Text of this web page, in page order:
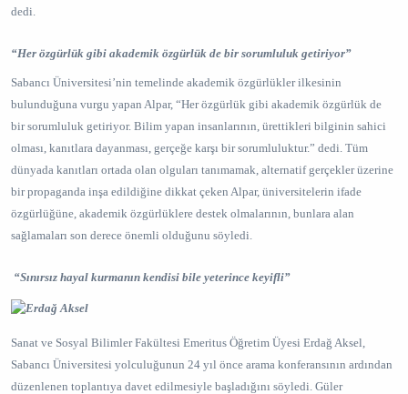
dedi.
“Her özgürlük gibi akademik özgürlük de bir sorumluluk getiriyor”
Sabancı Üniversitesi’nin temelinde akademik özgürlükler ilkesinin
bulunduğuna vurgu yapan Alpar, “Her özgürlük gibi akademik özgürlük de
bir sorumluluk getiriyor. Bilim yapan insanlarının, ürettikleri bilginin sahici
olması, kanıtlara dayanması, gerçeğe karşı bir sorumluluktur.” dedi. Tüm
dünyada kanıtları ortada olan olguları tanımamak, alternatif gerçekler üzerine
bir propaganda inşa edildiğine dikkat çeken Alpar, üniversitelerin ifade
özgürlüğüne, akademik özgürlüklere destek olmalarının, bunlara alan
sağlamaları son derece önemli olduğunu söyledi.
“Sınırsız hayal kurmanın kendisi bile yeterince keyifli”
Sanat ve Sosyal Bilimler Fakültesi Emeritus Öğretim Üyesi Erdağ Aksel,
Sabancı Üniversitesi yolculuğunun 24 yıl önce arama konferansının ardından
düzenlenen toplantıya davet edilmesiyle başladığını söyledi. Güler